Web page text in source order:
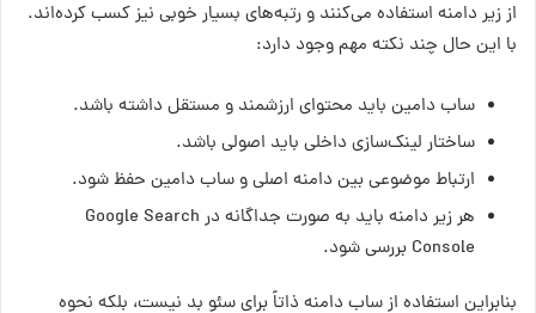
از زیر دامنه استفاده می‌کنند و رتبه‌های بسیار خوبی نیز کسب کرده‌اند.
با این حال چند نکته مهم وجود دارد:
ساب دامین باید محتوای ارزشمند و مستقل داشته باشد.
ساختار لینک‌سازی داخلی باید اصولی باشد.
ارتباط موضوعی بین دامنه اصلی و ساب دامین حفظ شود.
هر زیر دامنه باید به صورت جداگانه در Google Search
Console بررسی شود.
بنابراین استفاده از ساب دامنه ذاتاً برای سئو بد نیست، بلکه نحوه